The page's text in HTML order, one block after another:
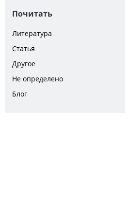
Почитать
Литература
Статья
Другое
Не определено
Блог